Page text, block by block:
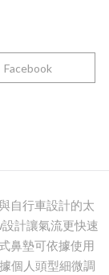
Facebook
自行車設計的太
計讓氣流更快速
鼻墊可依據使用
個人頭型細微調